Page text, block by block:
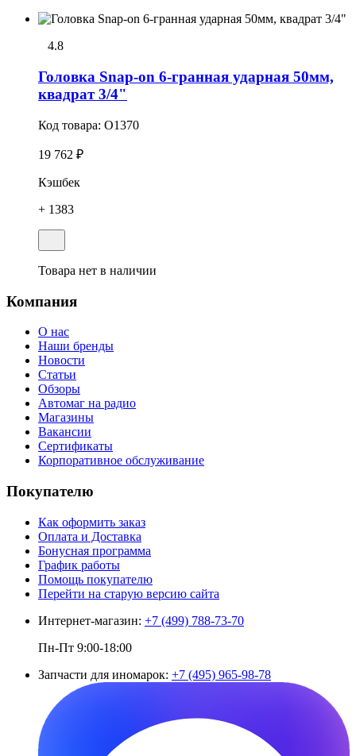
4.8
Головка Snap-on 6-гранная ударная 50мм,
квадрат 3/4"
Код товара: O1370
19 762 ₽
Кэшбек
+ 1383
Товара нет в наличии
Компания
О нас
Наши бренды
Новости
Статьи
Обзоры
Автомаг на радио
Магазины
Вакансии
Сертификаты
Корпоративное обслуживание
Покупателю
Как оформить заказ
Оплата и Доставка
Бонусная программа
График работы
Помощь покупателю
Перейти на старую версию сайта
Интернет-магазин: +7 (499) 788-73-70
Пн-Пт 9:00-18:00
Запчасти для иномарок: +7 (495) 965-98-78